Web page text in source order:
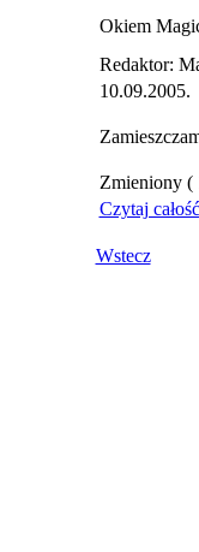
Okiem
Redaktor:
10.09.2005.
Zmieniony (
Czytaj całość
Wstecz